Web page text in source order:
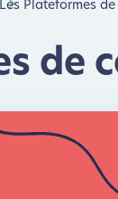
Les Plateformes
de